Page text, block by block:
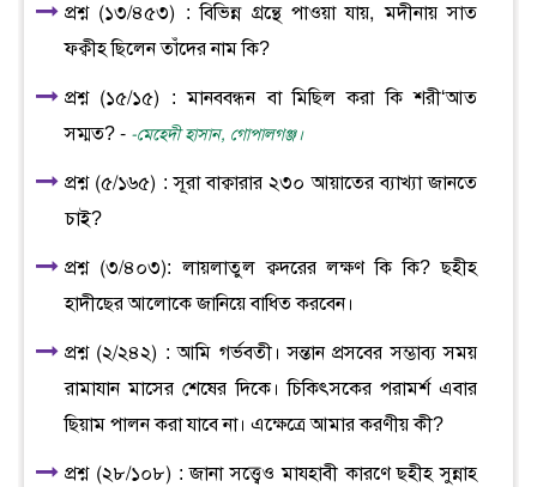
প্রশ্ন (১৩/৪৫৩) : বিভিন্ন গ্রন্থে পাওয়া যায়, মদীনায় সাত
ফক্বীহ ছিলেন তাঁদের নাম কি?
প্রশ্ন (১৫/১৫) : মানববন্ধন বা মিছিল করা কি শরী‘আত
সম্মত? - -মেহেদী হাসান, গোপালগঞ্জ।
প্রশ্ন (৫/১৬৫) : সূরা বাক্বারার ২৩০ আয়াতের ব্যাখ্যা জানতে
চাই?
প্রশ্ন (৩/৪০৩): লায়লাতুল ক্বদরের লক্ষণ কি কি? ছহীহ
হাদীছের আলোকে জানিয়ে বাধিত করবেন।
প্রশ্ন (২/২৪২) : আমি গর্ভবতী। সন্তান প্রসবের সম্ভাব্য সময়
রামাযান মাসের শেষের দিকে। চিকিৎসকের পরামর্শ এবার
ছিয়াম পালন করা যাবে না। এক্ষেত্রে আমার করণীয় কী?
প্রশ্ন (২৮/১০৮) : জানা সত্ত্বেও মাযহাবী কারণে ছহীহ সুন্নাহ